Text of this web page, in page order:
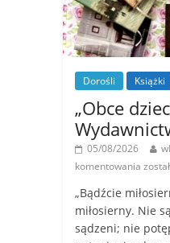
Dorośli Książki
„Obce
05/08/2026
komentowania
„Bądźcie
miłosierny. Nie
sądzeni; nie